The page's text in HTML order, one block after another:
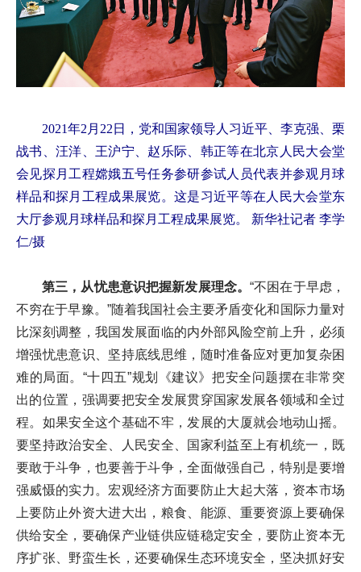
2021年2月22日，党和国家领导人习近平、李克强、栗
战书、汪洋、王沪宁、赵乐际、韩正等在北京人民大会堂
会见探月工程嫦娥五号任务参研参试人员代表并参观月球
样品和探月工程成果展览。这是习近平等在人民大会堂东
大厅参观月球样品和探月工程成果展览。 新华社记者 李学
仁/摄
第三，从忧患意识把握新发展理念。“不困在于早虑，
不穷在于早豫。”随着我国社会主要矛盾变化和国际力量对
比深刻调整，我国发展面临的内外部风险空前上升，必须
增强忧患意识、坚持底线思维，随时准备应对更加复杂困
难的局面。“十四五”规划《建议》把安全问题摆在非常突
出的位置，强调要把安全发展贯穿国家发展各领域和全过
程。如果安全这个基础不牢，发展的大厦就会地动山摇。
要坚持政治安全、人民安全、国家利益至上有机统一，既
要敢于斗争，也要善于斗争，全面做强自己，特别是要增
强威慑的实力。宏观经济方面要防止大起大落，资本市场
上要防止外资大进大出，粮食、能源、重要资源上要确保
供给安全，要确保产业链供应链稳定安全，要防止资本无
序扩张、野蛮生长，还要确保生态环境安全，坚决抓好安